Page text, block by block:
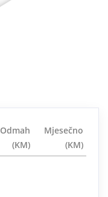
Odmah
(KM)
Mjesečno
(KM)